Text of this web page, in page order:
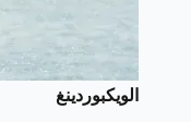
الويكبوردينغ